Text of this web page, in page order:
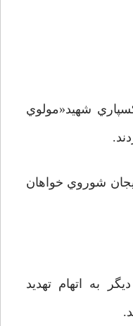
شهيد«مولوي
شوروي خواهان
به اتهام تهديد